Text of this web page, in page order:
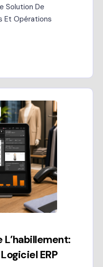
Solution De
Et Opérations
L’habillement:
ERP